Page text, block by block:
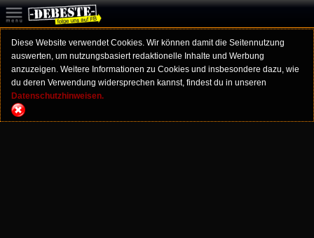
Diese Website verwendet Cookies. Wir können damit die Seitennutzung
auswerten, um nutzungsbasiert redaktionelle Inhalte und Werbung
anzuzeigen. Weitere Informationen zu Cookies und insbesondere dazu, wie
du deren Verwendung widersprechen kannst, findest du in unseren
Datenschutzhinweisen.